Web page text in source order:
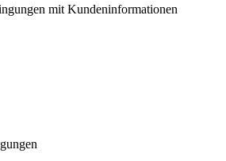
mit Kundeninformationen